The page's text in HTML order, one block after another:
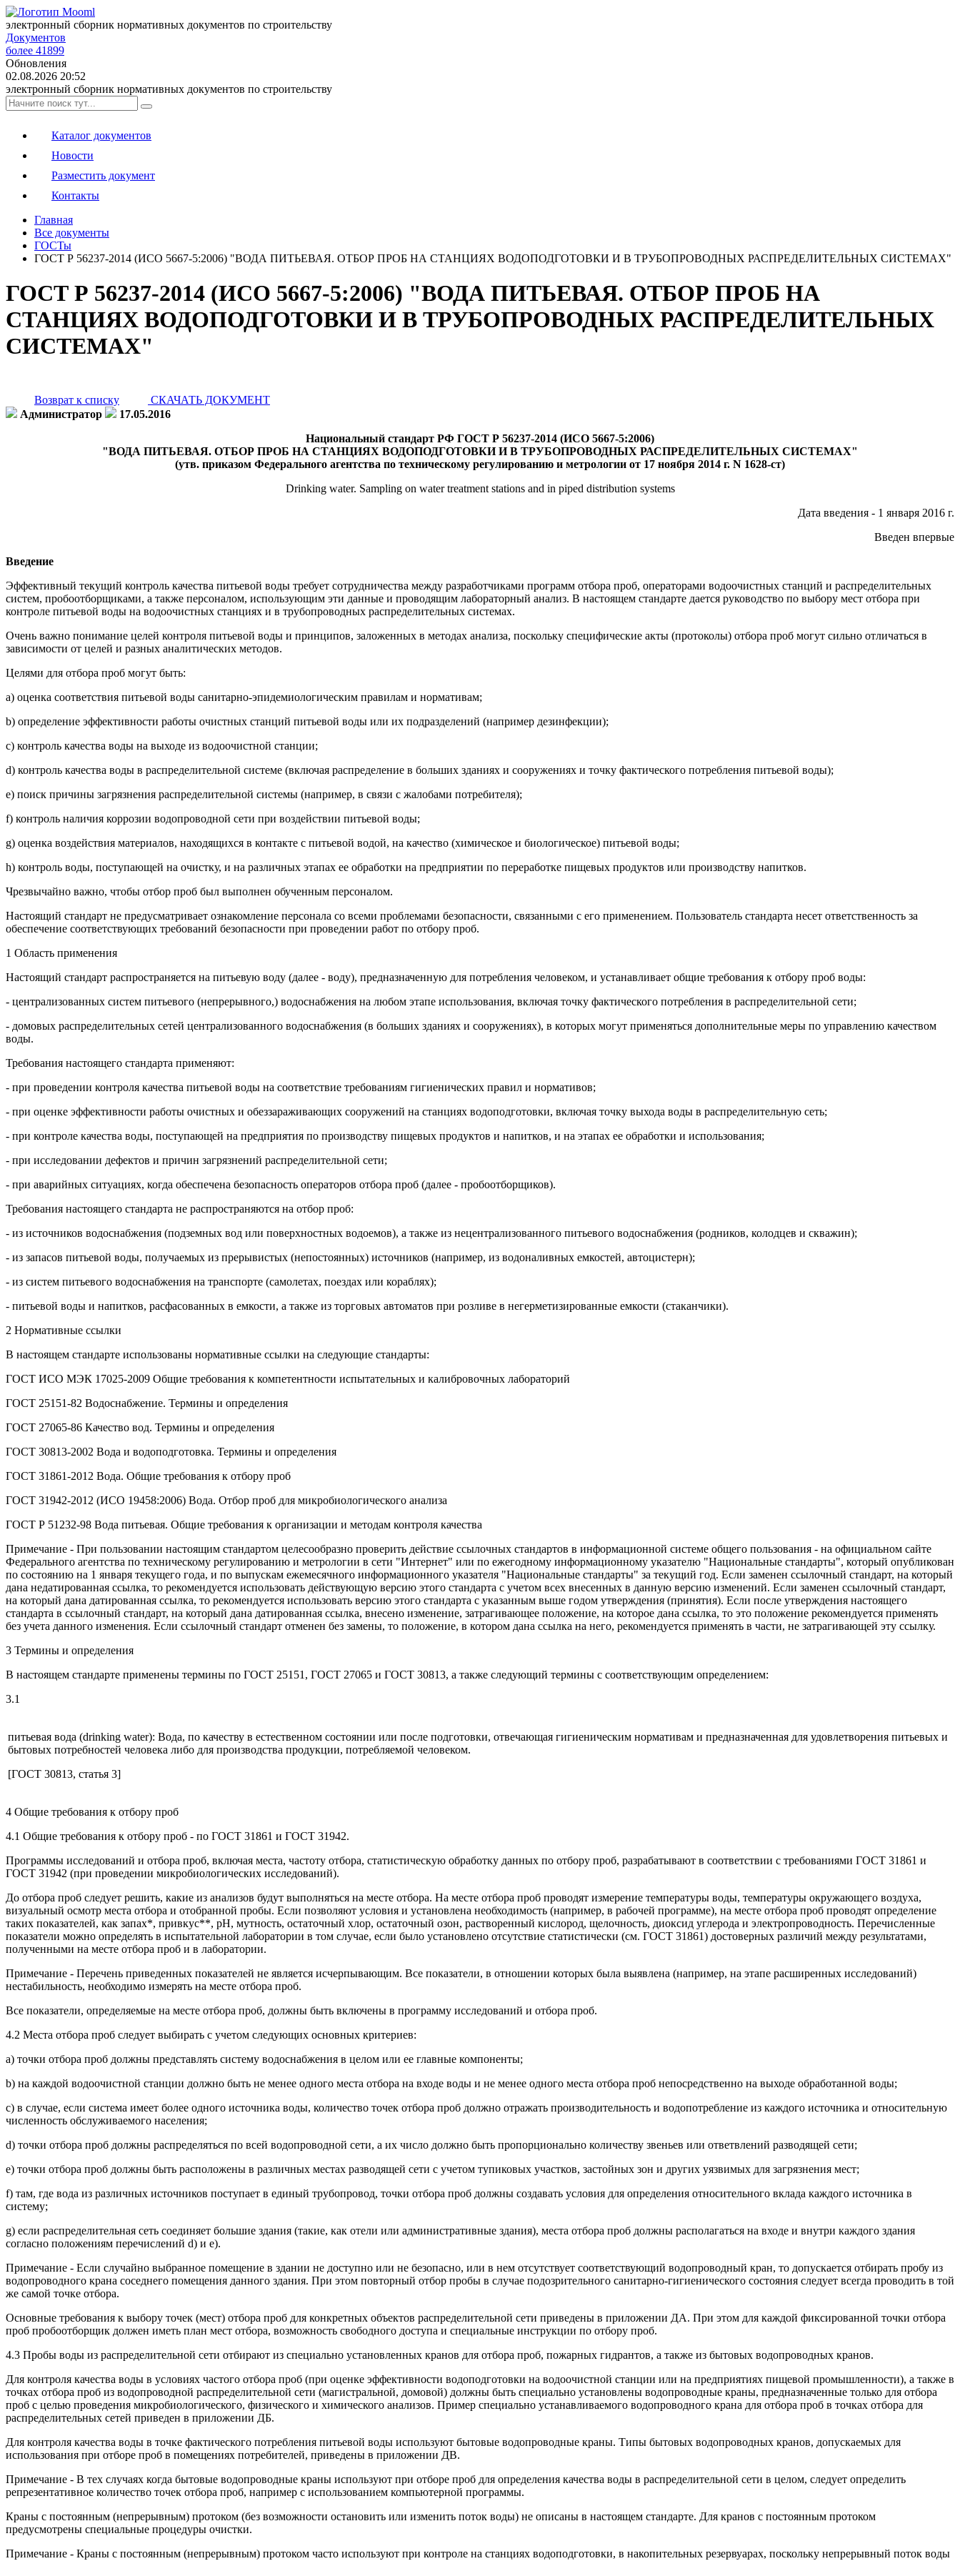
электронный сборник нормативных документов по строительству
Документов
более 41899
Обновления
02.08.2026 20:52
электронный сборник нормативных документов по строительству
Каталог документов
Новости
Разместить документ
Контакты
Главная
Все документы
ГОСТы
ГОСТ Р 56237-2014 (ИСО 5667-5:2006) "ВОДА ПИТЬЕВАЯ. ОТБОР ПРОБ НА СТАНЦИЯХ ВОДОПОДГОТОВКИ И В ТРУБОПРОВОДНЫХ РАСПРЕДЕЛИТЕЛЬНЫХ СИСТЕМАХ"
ГОСТ Р 56237-2014 (ИСО 5667-5:2006) "ВОДА ПИТЬЕВАЯ. ОТБОР ПРОБ НА
СТАНЦИЯХ ВОДОПОДГОТОВКИ И В ТРУБОПРОВОДНЫХ РАСПРЕДЕЛИТЕЛЬНЫХ
СИСТЕМАХ"
Возврат к списку
СКАЧАТЬ ДОКУМЕНТ
Администратор
17.05.2016
Национальный стандарт РФ ГОСТ Р 56237-2014 (ИСО 5667-5:2006)
"ВОДА ПИТЬЕВАЯ. ОТБОР ПРОБ НА СТАНЦИЯХ ВОДОПОДГОТОВКИ И В ТРУБОПРОВОДНЫХ РАСПРЕДЕЛИТЕЛЬНЫХ СИСТЕМАХ"
(утв. приказом Федерального агентства по техническому регулированию и метрологии от 17 ноября 2014 г. N 1628-ст)
Drinking water. Sampling on water treatment stations and in piped distribution systems
Дата введения - 1 января 2016 г.
Введен впервые
Введение
Эффективный текущий контроль качества питьевой воды требует сотрудничества между разработчиками программ отбора проб, операторами водоочистных станций и распределительных
систем, пробоотборщиками, а также персоналом, использующим эти данные и проводящим лабораторный анализ. В настоящем стандарте дается руководство по выбору мест отбора при
контроле питьевой воды на водоочистных станциях и в трубопроводных распределительных системах.
Очень важно понимание целей контроля питьевой воды и принципов, заложенных в методах анализа, поскольку специфические акты (протоколы) отбора проб могут сильно отличаться в
зависимости от целей и разных аналитических методов.
Целями для отбора проб могут быть:
a) оценка соответствия питьевой воды санитарно-эпидемиологическим правилам и нормативам;
b) определение эффективности работы очистных станций питьевой воды или их подразделений (например дезинфекции);
c) контроль качества воды на выходе из водоочистной станции;
d) контроль качества воды в распределительной системе (включая распределение в больших зданиях и сооружениях и точку фактического потребления питьевой воды);
e) поиск причины загрязнения распределительной системы (например, в связи с жалобами потребителя);
f) контроль наличия коррозии водопроводной сети при воздействии питьевой воды;
g) оценка воздействия материалов, находящихся в контакте с питьевой водой, на качество (химическое и биологическое) питьевой воды;
h) контроль воды, поступающей на очистку, и на различных этапах ее обработки на предприятии по переработке пищевых продуктов или производству напитков.
Чрезвычайно важно, чтобы отбор проб был выполнен обученным персоналом.
Настоящий стандарт не предусматривает ознакомление персонала со всеми проблемами безопасности, связанными с его применением. Пользователь стандарта несет ответственность за
обеспечение соответствующих требований безопасности при проведении работ по отбору проб.
1 Область применения
Настоящий стандарт распространяется на питьевую воду (далее - воду), предназначенную для потребления человеком, и устанавливает общие требования к отбору проб воды:
- централизованных систем питьевого (непрерывного,) водоснабжения на любом этапе использования, включая точку фактического потребления в распределительной сети;
- домовых распределительных сетей централизованного водоснабжения (в больших зданиях и сооружениях), в которых могут применяться дополнительные меры по управлению качеством
воды.
Требования настоящего стандарта применяют:
- при проведении контроля качества питьевой воды на соответствие требованиям гигиенических правил и нормативов;
- при оценке эффективности работы очистных и обеззараживающих сооружений на станциях водоподготовки, включая точку выхода воды в распределительную сеть;
- при контроле качества воды, поступающей на предприятия по производству пищевых продуктов и напитков, и на этапах ее обработки и использования;
- при исследовании дефектов и причин загрязнений распределительной сети;
- при аварийных ситуациях, когда обеспечена безопасность операторов отбора проб (далее - пробоотборщиков).
Требования настоящего стандарта не распространяются на отбор проб:
- из источников водоснабжения (подземных вод или поверхностных водоемов), а также из нецентрализованного питьевого водоснабжения (родников, колодцев и скважин);
- из запасов питьевой воды, получаемых из прерывистых (непостоянных) источников (например, из водоналивных емкостей, автоцистерн);
- из систем питьевого водоснабжения на транспорте (самолетах, поездах или кораблях);
- питьевой воды и напитков, расфасованных в емкости, а также из торговых автоматов при розливе в негерметизированные емкости (стаканчики).
2 Нормативные ссылки
В настоящем стандарте использованы нормативные ссылки на следующие стандарты:
ГОСТ ИСО МЭК 17025-2009 Общие требования к компетентности испытательных и калибровочных лабораторий
ГОСТ 25151-82 Водоснабжение. Термины и определения
ГОСТ 27065-86 Качество вод. Термины и определения
ГОСТ 30813-2002 Вода и водоподготовка. Термины и определения
ГОСТ 31861-2012 Вода. Общие требования к отбору проб
ГОСТ 31942-2012 (ИСО 19458:2006) Вода. Отбор проб для микробиологического анализа
ГОСТ Р 51232-98 Вода питьевая. Общие требования к организации и методам контроля качества
Примечание - При пользовании настоящим стандартом целесообразно проверить действие ссылочных стандартов в информационной системе общего пользования - на официальном сайте
Федерального агентства по техническому регулированию и метрологии в сети "Интернет" или по ежегодному информационному указателю "Национальные стандарты", который опубликован
по состоянию на 1 января текущего года, и по выпускам ежемесячного информационного указателя "Национальные стандарты" за текущий год. Если заменен ссылочный стандарт, на который
дана недатированная ссылка, то рекомендуется использовать действующую версию этого стандарта с учетом всех внесенных в данную версию изменений. Если заменен ссылочный стандарт,
на который дана датированная ссылка, то рекомендуется использовать версию этого стандарта с указанным выше годом утверждения (принятия). Если после утверждения настоящего
стандарта в ссылочный стандарт, на который дана датированная ссылка, внесено изменение, затрагивающее положение, на которое дана ссылка, то это положение рекомендуется применять
без учета данного изменения. Если ссылочный стандарт отменен без замены, то положение, в котором дана ссылка на него, рекомендуется применять в части, не затрагивающей эту ссылку.
3 Термины и определения
В настоящем стандарте применены термины по ГОСТ 25151, ГОСТ 27065 и ГОСТ 30813, а также следующий термины с соответствующим определением:
3.1
питьевая вода (drinking water): Вода, по качеству в естественном состоянии или после подготовки, отвечающая гигиеническим нормативам и предназначенная для удовлетворения питьевых и
бытовых потребностей человека либо для производства продукции, потребляемой человеком.
[ГОСТ 30813, статья 3]
4 Общие требования к отбору проб
4.1 Общие требования к отбору проб - по ГОСТ 31861 и ГОСТ 31942.
Программы исследований и отбора проб, включая места, частоту отбора, статистическую обработку данных по отбору проб, разрабатывают в соответствии с требованиями ГОСТ 31861 и
ГОСТ 31942 (при проведении микробиологических исследований).
До отбора проб следует решить, какие из анализов будут выполняться на месте отбора. На месте отбора проб проводят измерение температуры воды, температуры окружающего воздуха,
визуальный осмотр места отбора и отобранной пробы. Если позволяют условия и установлена необходимость (например, в рабочей программе), на месте отбора проб проводят определение
таких показателей, как запах*, привкус**, рН, мутность, остаточный хлор, остаточный озон, растворенный кислород, щелочность, диоксид углерода и электропроводность. Перечисленные
показатели можно определять в испытательной лаборатории в том случае, если было установлено отсутствие статистически (см. ГОСТ 31861) достоверных различий между результатами,
полученными на месте отбора проб и в лаборатории.
Примечание - Перечень приведенных показателей не является исчерпывающим. Все показатели, в отношении которых была выявлена (например, на этапе расширенных исследований)
нестабильность, необходимо измерять на месте отбора проб.
Все показатели, определяемые на месте отбора проб, должны быть включены в программу исследований и отбора проб.
4.2 Места отбора проб следует выбирать с учетом следующих основных критериев:
a) точки отбора проб должны представлять систему водоснабжения в целом или ее главные компоненты;
b) на каждой водоочистной станции должно быть не менее одного места отбора на входе воды и не менее одного места отбора проб непосредственно на выходе обработанной воды;
c) в случае, если система имеет более одного источника воды, количество точек отбора проб должно отражать производительность и водопотребление из каждого источника и относительную
численность обслуживаемого населения;
d) точки отбора проб должны распределяться по всей водопроводной сети, а их число должно быть пропорционально количеству звеньев или ответвлений разводящей сети;
e) точки отбора проб должны быть расположены в различных местах разводящей сети с учетом тупиковых участков, застойных зон и других уязвимых для загрязнения мест;
f) там, где вода из различных источников поступает в единый трубопровод, точки отбора проб должны создавать условия для определения относительного вклада каждого источника в
систему;
g) если распределительная сеть соединяет большие здания (такие, как отели или административные здания), места отбора проб должны располагаться на входе и внутри каждого здания
согласно положениям перечислений d) и е).
Примечание - Если случайно выбранное помещение в здании не доступно или не безопасно, или в нем отсутствует соответствующий водопроводный кран, то допускается отбирать пробу из
водопроводного крана соседнего помещения данного здания. При этом повторный отбор пробы в случае подозрительного санитарно-гигиенического состояния следует всегда проводить в той
же самой точке отбора.
Основные требования к выбору точек (мест) отбора проб для конкретных объектов распределительной сети приведены в приложении ДА. При этом для каждой фиксированной точки отбора
проб пробоотборщик должен иметь план мест отбора, возможность свободного доступа и специальные инструкции по отбору проб.
4.3 Пробы воды из распределительной сети отбирают из специально установленных кранов для отбора проб, пожарных гидрантов, а также из бытовых водопроводных кранов.
Для контроля качества воды в условиях частого отбора проб (при оценке эффективности водоподготовки на водоочистной станции или на предприятиях пищевой промышленности), а также в
точках отбора проб из водопроводной распределительной сети (магистральной, домовой) должны быть специально установлены водопроводные краны, предназначенные только для отбора
проб с целью проведения микробиологического, физического и химического анализов. Пример специально устанавливаемого водопроводного крана для отбора проб в точках отбора для
распределительных сетей приведен в приложении ДБ.
Для контроля качества воды в точке фактического потребления питьевой воды используют бытовые водопроводные краны. Типы бытовых водопроводных кранов, допускаемых для
использования при отборе проб в помещениях потребителей, приведены в приложении ДВ.
Примечание - В тех случаях когда бытовые водопроводные краны используют при отборе проб для определения качества воды в распределительной сети в целом, следует определить
репрезентативное количество точек отбора проб, например с использованием компьютерной программы.
Краны с постоянным (непрерывным) протоком (без возможности остановить или изменить поток воды) не описаны в настоящем стандарте. Для кранов с постоянным протоком
предусмотрены специальные процедуры очистки.
Примечание - Краны с постоянным (непрерывным) протоком часто используют при контроле на станциях водоподготовки, в накопительных резервуарах, поскольку непрерывный поток воды